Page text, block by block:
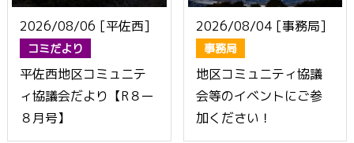
2026/08/06 [平佐西]
コミだより
平佐西地区コミュニテ
ィ協議会だより【R８ー
８月号】
2026/08/04 [事務局]
事務局
地区コミュニティ協議
会等のイベントにご参
加ください！